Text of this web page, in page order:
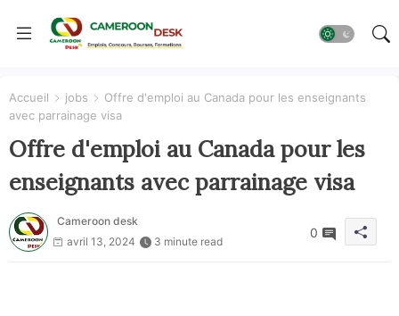
Accueil jobs
Offre d'emploi au Canada pour les enseignants
avec parrainage visa
Offre d'emploi au Canada pour les
enseignants avec parrainage visa
Cameroon desk
avril 13, 2024
3 minute read
0